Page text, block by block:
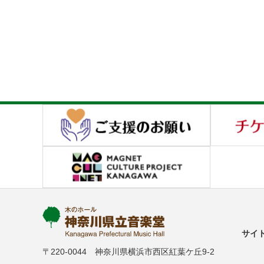
〒220-0044 神奈川県横浜市西区紅葉ケ丘9-2
サイ